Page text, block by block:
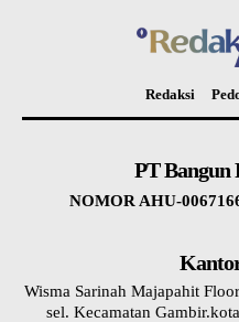
Redaksi
PT Bangun
NOMOR AHU-
Wisma Sarinah Majapahit
sel. Kecamatan